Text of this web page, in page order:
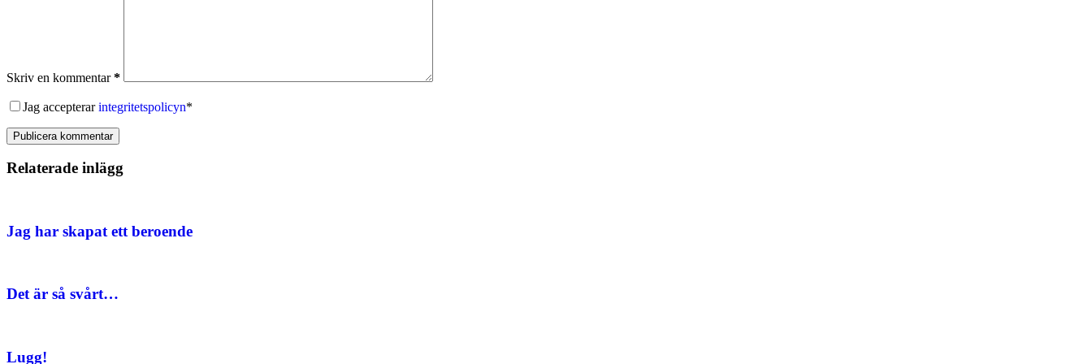
Skriv en kommentar*
Jag accepterarintegritetspolicyn*
Publicera kommentar
Relaterade inlägg
Jag har skapat ett beroende
Det är så svårt…
Lugg!